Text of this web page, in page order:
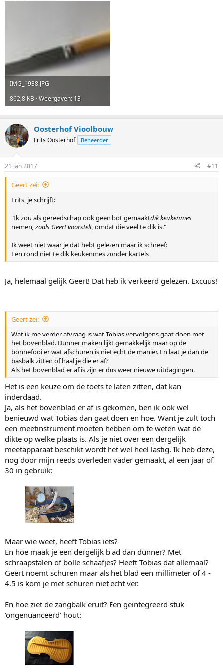
IMG_1938.JPG
862,8 KB · Weergaven: 13
Oosterhof Vioolbouw
Frits Oosterhof Beheerder
21 jan 2017 #11
Geert zei:
Frits, je schrijft:
"Ik zou als gereedschap ook geen bot gemaaktdik keukenmes
nemen, zoals Geert voorstelt, omdat die veel te dik is."
Ik weet niet waar je dat hebt gelezen maar ik schreef:
Een rond niet te dik keukenmes zonder kartels
Ja, helemaal gelijk Geert! Dat heb ik verkeerd gelezen. Excuus!
Geert zei:
Wat ik me verder afvraag is wat Tobias vervolgens gaat doen met
het bovenblad. Dunner maken lijkt gemakkelijk maar op de
bonnefooi er wat afschuren is niet echt de manier. En laat je dan de
basbalk zitten of haal je die er af?
Als het bovenblad er af is zijn er dus weer nieuwe uitdagingen.
Het is een keuze om de toets te laten zitten, dat kan
inderdaad.
Ja, als het bovenblad er af is gekomen, ben ik ook wel
benieuwd wat Tobias dan gaat doen en hoe. Want je zult toch
een meetinstrument moeten hebben om te weten wat de
dikte op welke plaats is. Als je niet over een dergelijk
meetapparaat beschikt wordt het wel heel lastig. Ik heb deze,
nog door mijn reeds overleden vader gemaakt, al een jaar of
30 in gebruik:
Maar wie weet, heeft Tobias iets?
En hoe maak je een dergelijk blad dan dunner? Met
schraapstalen of bolle schaafjes? Heeft Tobias dat allemaal?
Geert noemt schuren maar als het blad een millimeter of 4 -
4.5 is kom je met schuren niet echt ver.
En hoe ziet de zangbalk eruit? Een geïntegreerd stuk
'ongenuanceerd' hout: